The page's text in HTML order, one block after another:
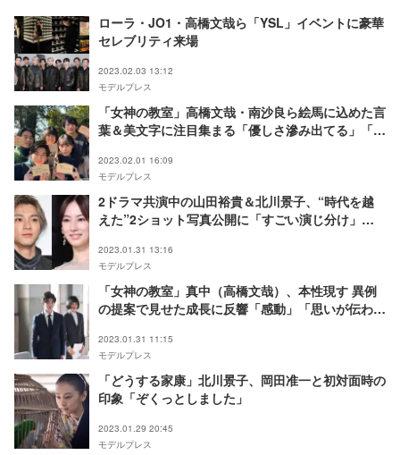
ローラ・JO1・高橋文哉ら「YSL」イベントに豪華
セレブリティ来場
2023.02.03 13:12
モデルプレス
「女神の教室」高橋文哉・南沙良ら絵馬に込めた言
葉＆美文字に注目集まる「優しさ滲み出てる」「め
2023.02.01 16:09
モデルプレス
2ドラマ共演中の山田裕貴＆北川景子、“時代を越
えた”2ショット写真公開に「すごい演じ分け」
2023.01.31 13:16
モデルプレス
「女神の教室」真中（高橋文哉）、本性現す 異例
の提案で見せた成長に反響「感動」「思いが伝わっ
2023.01.31 11:15
モデルプレス
「どうする家康」北川景子、岡田准一と初対面時の
印象「ぞくっとしました」
2023.01.29 20:45
モデルプレス